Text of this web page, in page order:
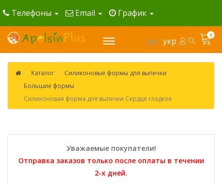
Телефоны Email График
рус укр
0
Каталог
Силиконовые формы для выпечки
Большие формы
Силиконовая форма для выпечки Сердце гладкое
Уважаемые покупатели!
Отправка заказов только после оплаты в течении
2-х дней.